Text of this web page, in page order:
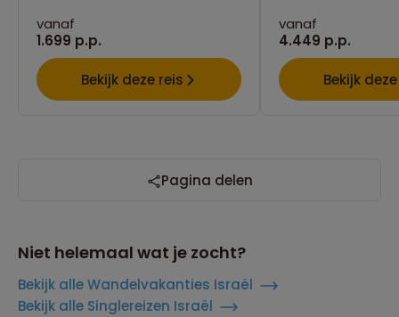
vanaf
1.699 p.p.
Bekijk deze reis
vanaf
4.449 p.p.
Bekijk
Pagina delen
Niet helemaal wat je zocht?
Bekijk alle Wandelvakanties Israël
Bekijk alle Singlereizen Israël